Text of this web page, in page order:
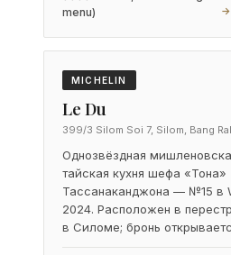
menu)
→
MICHELIN
Le Du
399/3 Silom Soi 7, Silom, Bang
Однозвёздная
тайская кухня шефа «Тона»
Тассанаканджона — №15 в
2024. Расположен в
в Силоме; бронь